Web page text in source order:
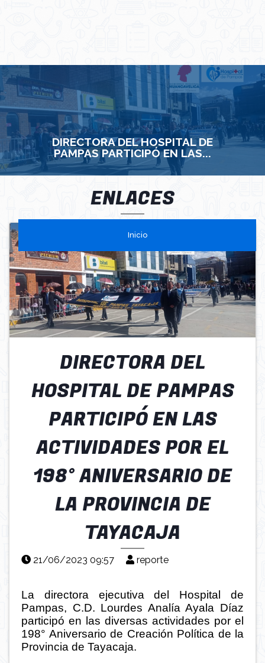
DIRECTORA DEL HOSPITAL DE
PAMPAS PARTICIPÓ EN LAS...
ENLACES
DIRECTORA DEL
HOSPITAL DE PAMPAS
PARTICIPÓ EN LAS
ACTIVIDADES POR EL
198° ANIVERSARIO DE
LA PROVINCIA DE
TAYACAJA
21/06/2023 09:57 reporte
La directora ejecutiva del Hospital de
Pampas, C.D. Lourdes Analía Ayala Díaz
participó en las diversas actividades por el
198° Aniversario de Creación Política de la
Provincia de Tayacaja.